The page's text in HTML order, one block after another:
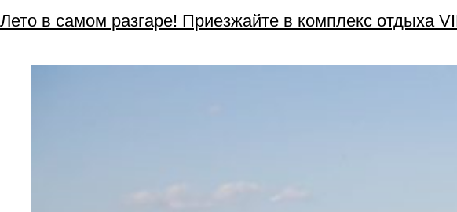
Лето в самом разгаре! Приезжайте в комплекс отдыха